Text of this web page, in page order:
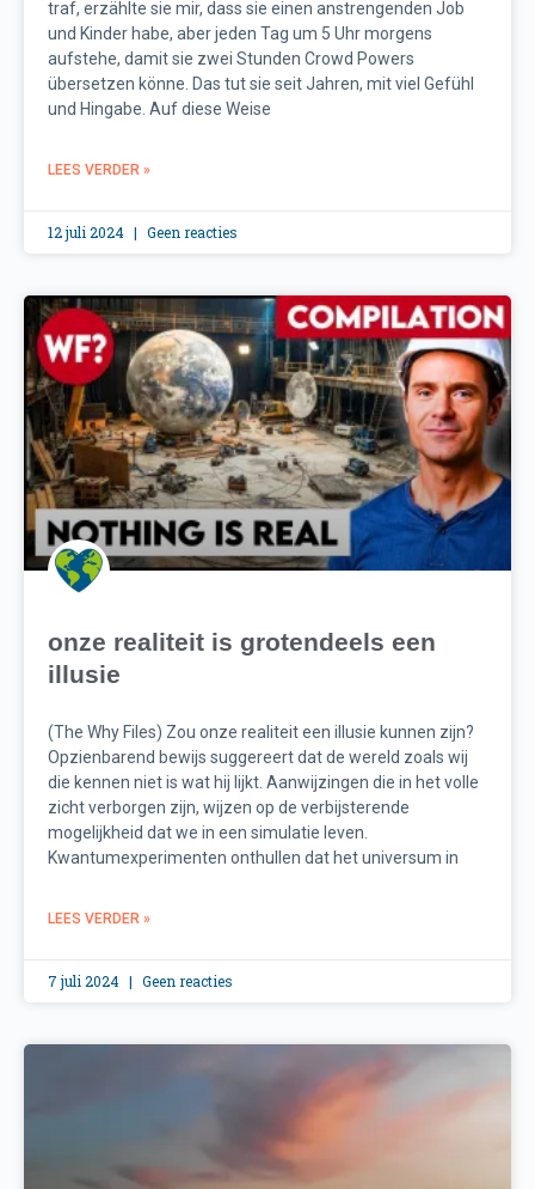
traf, erzählte sie mir, dass sie einen anstrengenden Job
und Kinder habe, aber jeden Tag um 5 Uhr morgens
aufstehe, damit sie zwei Stunden Crowd Powers
übersetzen könne. Das tut sie seit Jahren, mit viel Gefühl
und Hingabe. Auf diese Weise
LEES VERDER »
12 juli 2024 Geen reacties
onze realiteit is grotendeels een
illusie
(The Why Files) Zou onze realiteit een illusie kunnen zijn?
Opzienbarend bewijs suggereert dat de wereld zoals wij
die kennen niet is wat hij lijkt. Aanwijzingen die in het volle
zicht verborgen zijn, wijzen op de verbijsterende
mogelijkheid dat we in een simulatie leven.
Kwantumexperimenten onthullen dat het universum in
LEES VERDER »
7 juli 2024 Geen reacties